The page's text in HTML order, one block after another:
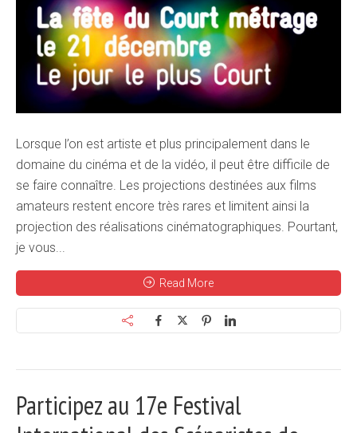
Lorsque l’on est artiste et plus principalement dans le
domaine du cinéma et de la vidéo, il peut être difficile de
se faire connaître. Les projections destinées aux films
amateurs restent encore très rares et limitent ainsi la
projection des réalisations cinématographiques. Pourtant,
je vous...
Read More
Participez au 17e Festival